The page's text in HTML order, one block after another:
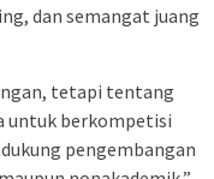
dan semangat juang
tetapi tentang
untuk berkompetisi
pengembangan